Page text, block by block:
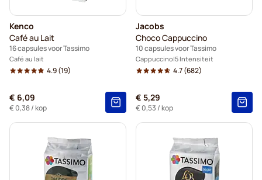
Kenco
Café au Lait
16 capsules voor Tassimo
Café au lait
4.9(19)
€ 6,09
€ 0,38/ kop
Jacobs
Choco Cappuccino
10 capsules voor Tassimo
Cappuccino 5 Intensiteit
4.7(682)
€ 5,29
€ 0,53 / kop